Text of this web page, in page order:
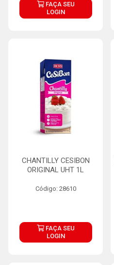
FAÇA SEU
LOGIN
CHANTILLY CESIBON
ORIGINAL UHT 1L
Código: 28610
FAÇA SEU
LOGIN